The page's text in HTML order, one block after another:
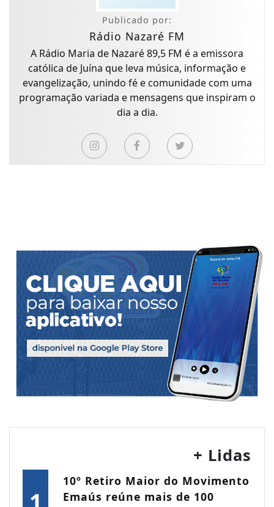
Publicado por:
Rádio Nazaré FM
A Rádio Maria de Nazaré 89,5 FM é a emissora
católica de Juína que leva música, informação e
evangelização, unindo fé e comunidade com uma
programação variada e mensagens que inspiram o
dia a dia.
+ Lidas
10º Retiro Maior do Movimento
Emaús reúne mais de 100